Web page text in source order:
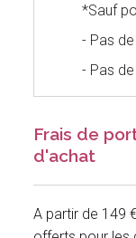
*Sauf
- Pas
- Pas
Frais de
d'achat
A partir de 149